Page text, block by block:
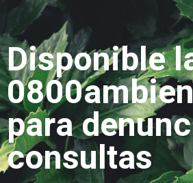
Disponible
para
consultas